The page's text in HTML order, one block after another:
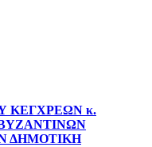
ΚΕΓΧΡΕΩΝ κ.
ΔΗΜΟΤΙΚΗ